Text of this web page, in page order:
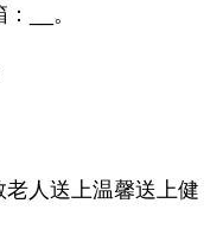
__。
人送上温馨送上健